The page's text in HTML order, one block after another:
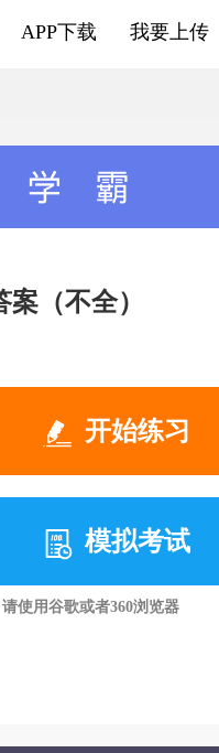
我要上传
APP下载
（不全）
开始练习
模拟考试
请使用谷歌或者360浏览器